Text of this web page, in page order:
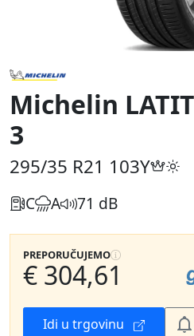
Michelin
3
295/35 R21 103Y
C A 71 dB
PREPORUČUJEMO
€ 304,61
Idi u trgovinu